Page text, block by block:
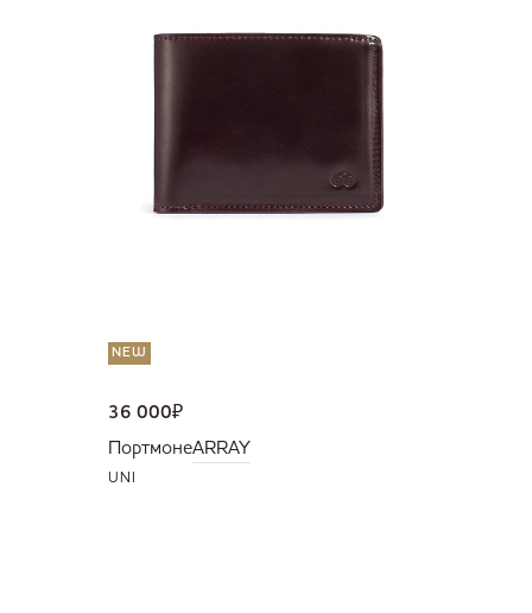
NEW
36 000₽
ПортмонеARRAY
UNI